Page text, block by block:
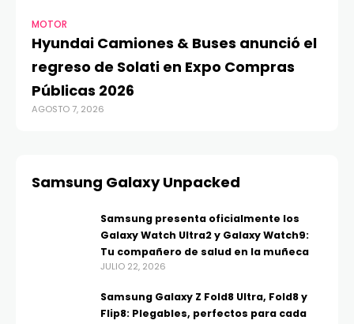
MOTOR
Hyundai Camiones & Buses anunció el
regreso de Solati en Expo Compras
Públicas 2026
AGOSTO 7, 2026
Samsung Galaxy Unpacked
Samsung presenta oficialmente los
Galaxy Watch Ultra2 y Galaxy Watch9:
Tu compañero de salud en la muñeca
JULIO 22, 2026
Samsung Galaxy Z Fold8 Ultra, Fold8 y
Flip8: Plegables, perfectos para cada